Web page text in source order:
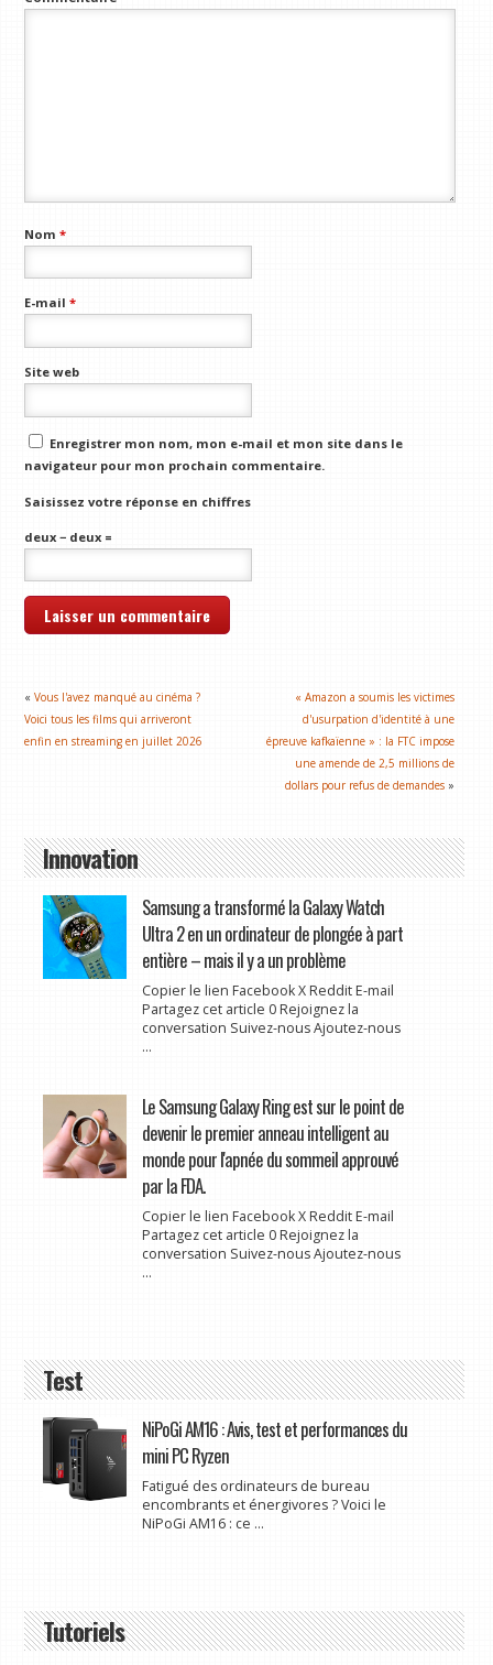
Nom*
E-mail*
Site web
Enregistrer mon nom, mon e-mail et mon site dans le
navigateur pour mon prochain commentaire.
Saisissez votre réponse en chiffres
deux − deux =
«Vous l'avez manqué au cinéma ?
Voici tous les films qui arriveront
enfin en streaming en juillet 2026
« Amazon a soumis les victimes
d'usurpation d'identité à une
épreuve kafkaïenne » : la FTC impose
une amende de 2,5 millions de
dollars pour refus de demandes »
Innovation
Samsung a transformé la Galaxy Watch
Ultra 2 en un ordinateur de plongée à part
entière – mais il y a un problème
Copier le lien Facebook X Reddit E-mail
Partagez cet article 0 Rejoignez la
conversation Suivez-nous Ajoutez-nous
...
Le Samsung Galaxy Ring est sur le point de
devenir le premier anneau intelligent au
monde pour l'apnée du sommeil approuvé
par la FDA.
Copier le lien Facebook X Reddit E-mail
Partagez cet article 0 Rejoignez la
conversation Suivez-nous Ajoutez-nous
...
Test
NiPoGi AM16 : Avis, test et performances du
mini PC Ryzen
Fatigué des ordinateurs de bureau
encombrants et énergivores ? Voici le
NiPoGi AM16 : ce ...
Tutoriels